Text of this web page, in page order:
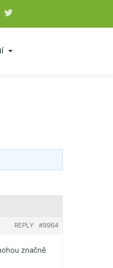
#9964
REPLY
značně